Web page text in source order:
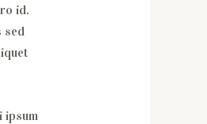
id.
sed
ipsum